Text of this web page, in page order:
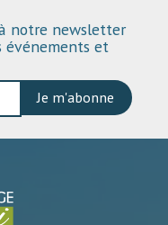
notre newsletter
et
Je m'abonne